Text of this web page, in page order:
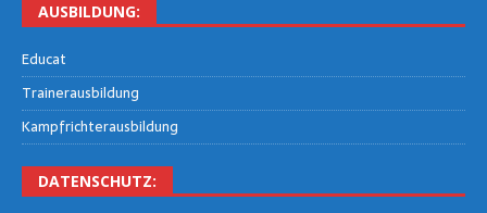
AUS­BIL­DUNG:
Edu­cat
Trai­ner­aus­bil­dung
Kampf­rich­ter­aus­bil­dung
DATEN­SCHUTZ: